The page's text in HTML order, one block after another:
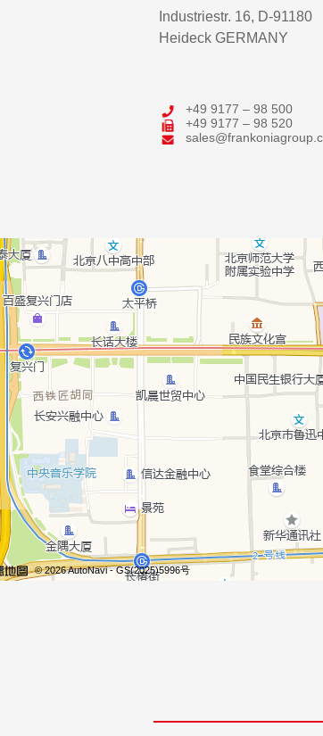
Industriestr. 16, D-91180
Heideck GERMANY
+49 9177 – 98 500
+49 9177 – 98 520